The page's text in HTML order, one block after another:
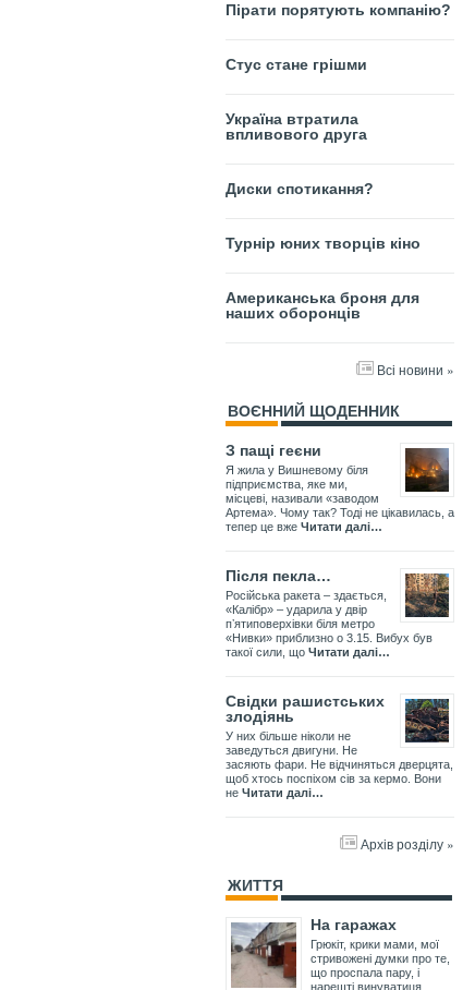
Пірати порятують компанію?
Стус стане грішми
Україна втратила
впливового друга
Диски спотикання?
Турнір юних творців кіно
Американська броня для
наших оборонців
Всі новини »
ВОЄННИЙ ЩОДЕННИК
З пащі геєни
Я жила у Вишневому біля
підприємства, яке ми,
місцеві, називали «заводом
Артема». Чому так? Тоді не цікавилась, а
тепер це вже Читати далі…
Після пекла…
Російська ракета – здається,
«Калібр» – ударила у двір
пʼятиповерхівки біля метро
«Нивки» приблизно о 3.15. Вибух був
такої сили, що Читати далі…
Свідки рашистських
злодіянь
У них більше ніколи не
заведуться двигуни. Не
засяють фари. Не відчиняться дверцята,
щоб хтось поспіхом сів за кермо. Вони
не Читати далі…
Архів розділу »
ЖИТТЯ
На гаражах
Грюкіт, крики мами, мої
стривожені думки про те,
що проспала пару, і
нарешті винуватиця